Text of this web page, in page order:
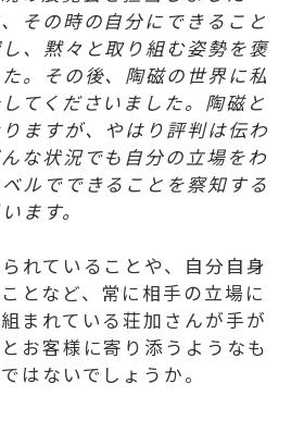
その時の自分にできること
し、黙々と取り組む姿勢を褒
。その後、陶磁の世界に私
てくださいました。陶磁と
ますが、やはり評判は伝わ
な状況でも自分の立場をわ
ルでできることを察知する
ます。
れていることや、自分自身
となど、常に相手の立場に
まれている荘加さんが手が
お客様に寄り添うようなも
はないでしょうか。